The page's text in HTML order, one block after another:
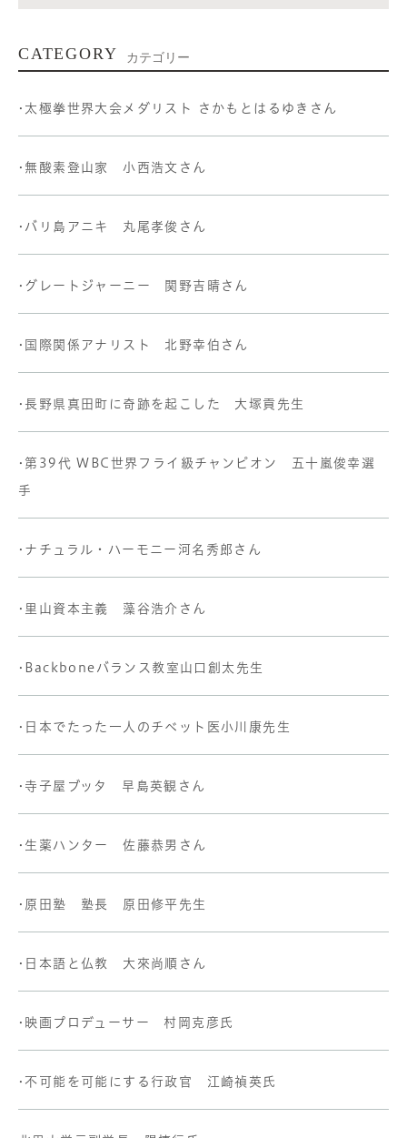
CATEGORY カテゴリー
•太極拳世界大会メダリスト さかもとはるゆきさん
•無酸素登山家 小西浩文さん
•バリ島アニキ 丸尾孝俊さん
•グレートジャーニー 関野吉晴さん
•国際関係アナリスト 北野幸伯さん
•長野県真田町に奇跡を起こした 大塚貢先生
•第39代 WBC世界フライ級チャンピオン 五十嵐俊幸選
手
•ナチュラル・ハーモニー河名秀郎さん
•里山資本主義 藻谷浩介さん
•Backboneバランス教室山口創太先生
•日本でたった一人のチベット医小川康先生
•寺子屋ブッタ 早島英観さん
•生薬ハンター 佐藤恭男さん
•原田塾 塾長 原田修平先生
•日本語と仏教 大來尚順さん
•映画プロデューサー 村岡克彦氏
•不可能を可能にする行政官 江崎禎英氏